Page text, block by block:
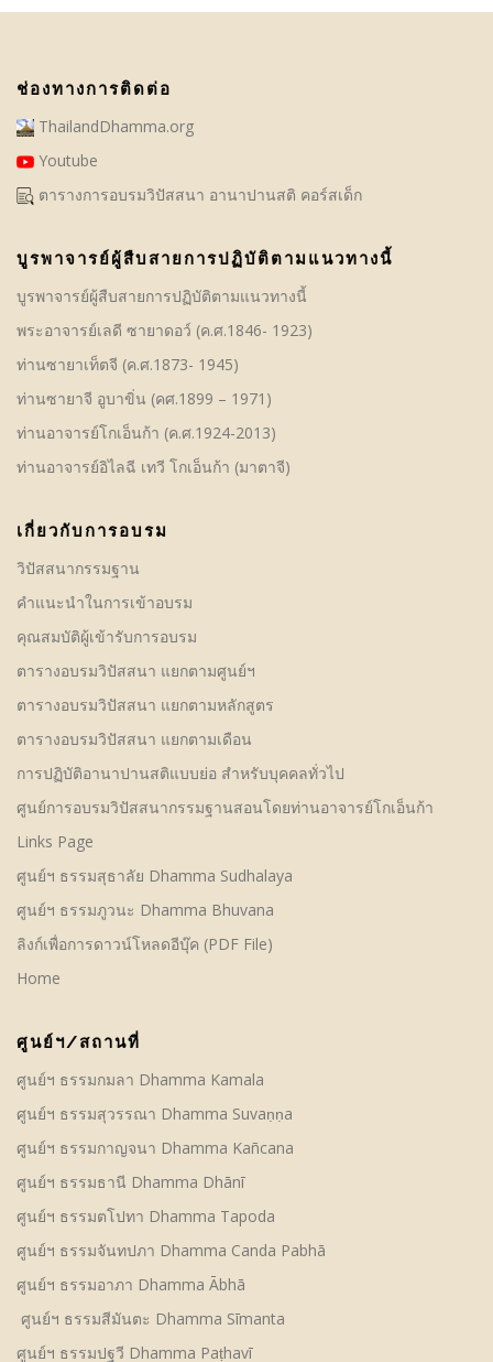
ช่องทางการติดต่อ
ThailandDhamma.org
Youtube
ตารางการอบรมวิปัสสนา อานาปานสติ คอร์สเด็ก
บูรพาจารย์ผู้สืบสายการปฏิบัติตามแนวทางนี้
บูรพาจารย์ผู้สืบสายการปฏิบัติตามแนวทางนี้
พระอาจารย์เลดี ซายาดอว์ (ค.ศ.1846- 1923)
ท่านซายาเท็ตจี (ค.ศ.1873- 1945)
ท่านซายาจี อูบาขิ่น (คศ.1899 – 1971)
ท่านอาจารย์โกเอ็นก้า (ค.ศ.1924-2013)
ท่านอาจารย์อิไลฉี เทวี โกเอ็นก้า (มาตาจี)
เกี่ยวกับการอบรม
วิปัสสนากรรมฐาน
คําแนะนำในการเข้าอบรม
คุณสมบัติผู้เข้ารับการอบรม
ตารางอบรมวิปัสสนา แยกตามศูนย์ฯ
ตารางอบรมวิปัสสนา แยกตามหลักสูตร
ตารางอบรมวิปัสสนา แยกตามเดือน
การปฏิบัติอานาปานสติแบบย่อ สำหรับบุคคลทั่วไป
ศูนย์การอบรมวิปัสสนากรรมฐานสอนโดยท่านอาจารย์โกเอ็นก้า
Links Page
ศูนย์ฯ ธรรมสุธาลัย Dhamma Sudhalaya
ศูนย์ฯ ธรรมภูวนะ Dhamma Bhuvana
ลิงก์เพื่อการดาวน์โหลดอีบุ๊ค (PDF File)
Home
ศูนย์ฯ/สถานที่
ศูนย์ฯ ธรรมกมลา Dhamma Kamala
ศูนย์ฯ ธรรมสุวรรณา Dhamma Suvaṇṇa
ศูนย์ฯ ธรรมกาญจนา Dhamma Kañcana
ศูนย์ฯ ธรรมธานี Dhamma Dhānī
ศูนย์ฯ ธรรมตโปทา Dhamma Tapoda
ศูนย์ฯ ธรรมจันทปภา Dhamma Canda Pabhā
ศูนย์ฯ ธรรมอาภา Dhamma Ābhā
ศูนย์ฯ ธรรมสีมันตะ Dhamma Sīmanta
ศูนย์ฯ ธรรมปฐวี Dhamma Paṭhavī